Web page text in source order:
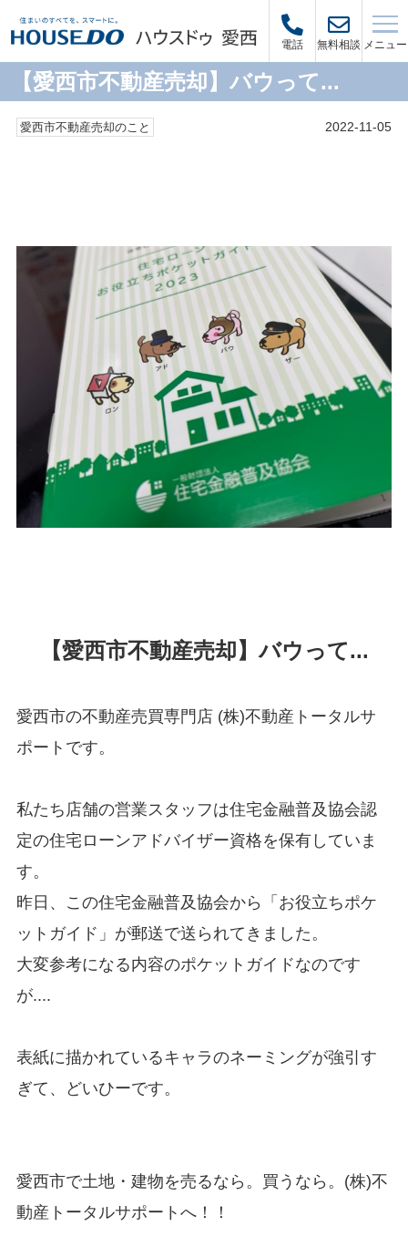
電話 無料相談 メニュー
【愛西市不動産売却】バウって...
愛西市不動産売却のこと 2022-11-05
【愛西市不動産売却】バウって...
愛西市の不動産売買専門店 (株)不動産トータルサ
ポートです。
私たち店舗の営業スタッフは住宅金融普及協会認
定の住宅ローンアドバイザー資格を保有していま
す。
昨日、この住宅金融普及協会から「お役立ちポケ
ットガイド」が郵送で送られてきました。
大変参考になる内容のポケットガイドなのです
が....
表紙に描かれているキャラのネーミングが強引す
ぎて、どいひーです。
愛西市で土地・建物を売るなら。買うなら。(株)不
動産トータルサポートへ！！